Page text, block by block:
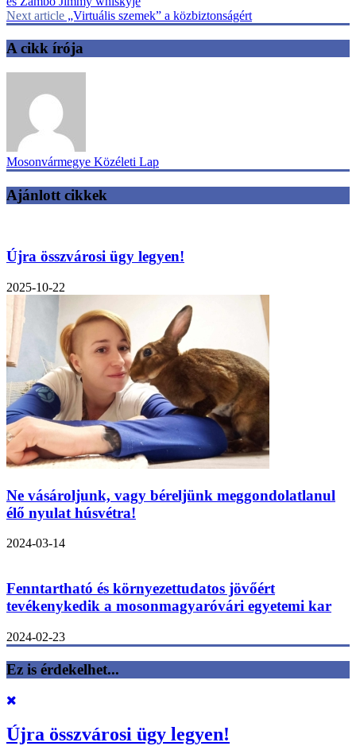
Next article „Virtuális szemek” a közbiztonságért
A cikk írója
Mosonvármegye Közéleti Lap
Ajánlott cikkek
Újra összvárosi ügy legyen!
2025-10-22
Ne vásároljunk, vagy béreljünk meggondolatlanul
élő nyulat húsvétra!
2024-03-14
Fenntartható és környezettudatos jövőért
tevékenykedik a mosonmagyaróvári egyetemi kar
2024-02-23
Ez is érdekelhet...
Újra összvárosi ügy legyen!